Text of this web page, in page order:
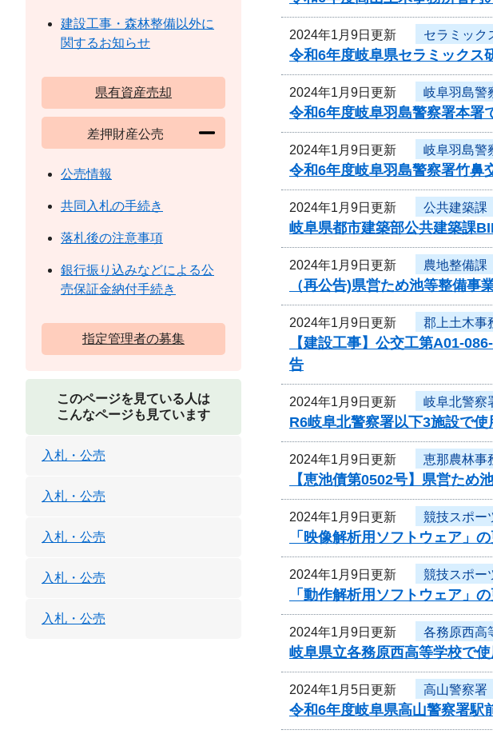
2024年1月9日更新 セラミック
令和6年度岐阜県セラミックス
2024年1月9日更新 岐阜羽島警
令和6年度岐阜羽島警察署本署
2024年1月9日更新 岐阜羽島警
令和6年度岐阜羽島警察署竹鼻
2024年1月9日更新 公共建築課
岐阜県都市建築部公共建築課
2024年1月9日更新 農地整備課
（再公告)県営ため池等整備
2024年1月9日更新 郡上土木事
【建設工事】公交工第A01-
告
2024年1月9日更新 岐阜北警察
R6岐阜北警察署以下3施設で
2024年1月9日更新 恵那農林事
【恵池債第0502号】県営た
2024年1月9日更新 競技スポー
「映像解析用ソフトウェア」
2024年1月9日更新 競技スポー
「動作解析用ソフトウェア」
2024年1月9日更新 各務原西高
岐阜県立各務原西高等学校で
2024年1月5日更新 高山警察署
令和6年度岐阜県高山警察署駅
建設工事・森林整備以外に
関するお知らせ
県有資産売却
差押財産公売
公売情報
共同入札の手続き
落札後の注意事項
銀行振り込みなどによる公
売保証金納付手続き
指定管理者の募集
このページを見ている人は
こんなページも見ています
入札・公売
入札・公売
入札・公売
入札・公売
入札・公売